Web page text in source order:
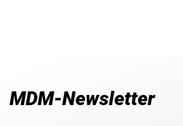
MDM-Newsletter